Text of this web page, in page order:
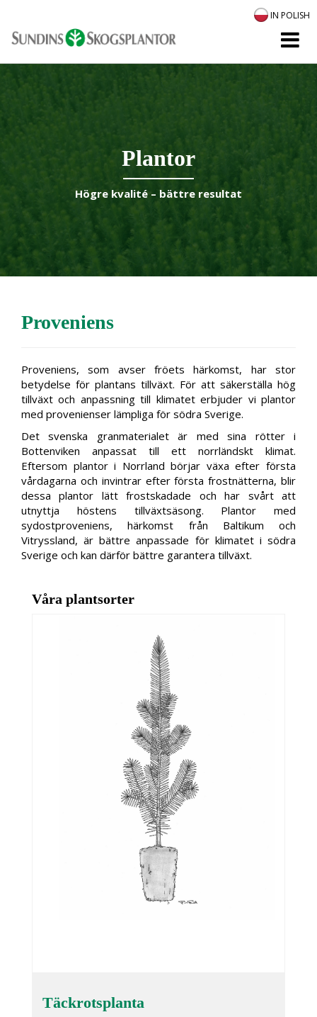
IN POLISH
Plantor
Högre kvalité – bättre resultat
Proveniens
Proveniens, som avser fröets härkomst, har stor
betydelse för plantans tillväxt. För att säkerställa hög
tillväxt och anpassning till klimatet erbjuder vi plantor
med provenienser lämpliga för södra Sverige.
Det svenska granmaterialet är med sina rötter i
Bottenviken anpassat till ett norrländskt klimat.
Eftersom plantor i Norrland börjar växa efter första
vårdagarna och invintrar efter första frostnätterna, blir
dessa plantor lätt frostskadade och har svårt att
utnyttja höstens tillväxtsäsong. Plantor med
sydostproveniens, härkomst från Baltikum och
Vitryssland, är bättre anpassade för klimatet i södra
Sverige och kan därför bättre garantera tillväxt.
Våra plantsorter
Täckrotsplanta